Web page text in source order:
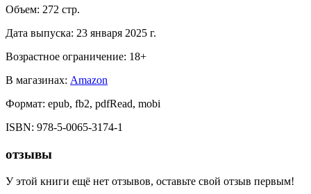
Объем: 272 стр.
Дата выпуска: 23 января 2025 г.
Возрастное ограничение: 18+
В магазинах: Amazon
Формат: epub, fb2, pdfRead, mobi
ISBN: 978-5-0065-3174-1
отзывы
У этой книги ещё нет отзывов, оставьте свой отзыв первым!